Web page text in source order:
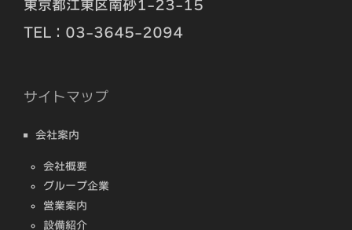
東京都江東区南砂1-23-15
TEL：03-3645-2094
サイトマップ
会社案内
会社概要
グループ企業
営業案内
設備紹介